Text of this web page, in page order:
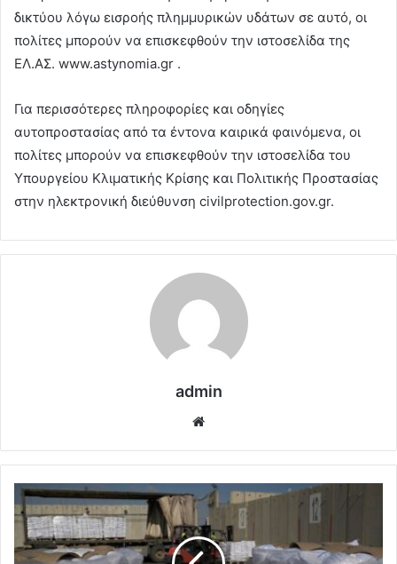
δικτύου λόγω εισροής πλημμυρικών υδάτων σε αυτό, οι
πολίτες μπορούν να επισκεφθούν την ιστοσελίδα της
ΕΛ.ΑΣ. www.astynomia.gr .
Για περισσότερες πληροφορίες και οδηγίες
αυτοπροστασίας από τα έντονα καιρικά φαινόμενα, οι
πολίτες μπορούν να επισκεφθούν την ιστοσελίδα του
Υπουργείου Κλιματικής Κρίσης και Πολιτικής Προστασίας
στην ηλεκτρονική διεύθυνση civilprotection.gov.gr.
admin